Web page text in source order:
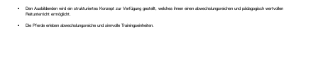
Den Ausbildenden wird ein strukturiertes Konzept zur Verfügung gestellt, welches ihnen einen abwechslungsreichen und pädagogisch wertvollen
Reitunterricht ermöglicht.
Die Pferde erleben abwechslungsreiche und sinnvolle Trainingseinheiten.